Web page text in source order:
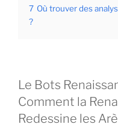
7 Où trouver des
?
Le Bots
Comment la
Redessine les